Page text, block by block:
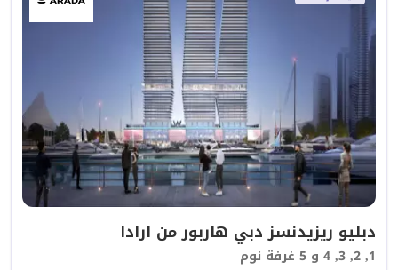
دبليو ريزيدنسز دبي هاربور من ارادا
1, 2, 3, 4 و 5 غرفة نوم